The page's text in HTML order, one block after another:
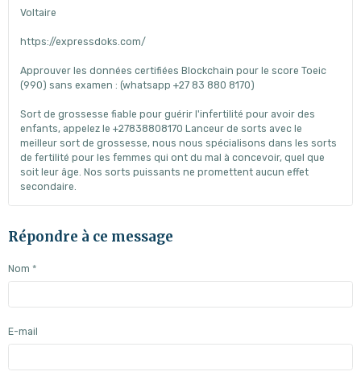
Voltaire
https://expressdoks.com/
Approuver les données certifiées Blockchain pour le score Toeic
(990) sans examen : (whatsapp +27 83 880 8170)
Sort de grossesse fiable pour guérir l'infertilité pour avoir des
enfants, appelez le +27838808170 Lanceur de sorts avec le
meilleur sort de grossesse, nous nous spécialisons dans les sorts
de fertilité pour les femmes qui ont du mal à concevoir, quel que
soit leur âge. Nos sorts puissants ne promettent aucun effet
secondaire.
Répondre à ce message
Nom
E-mail